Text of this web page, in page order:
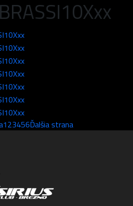
123456Ďalšia strana